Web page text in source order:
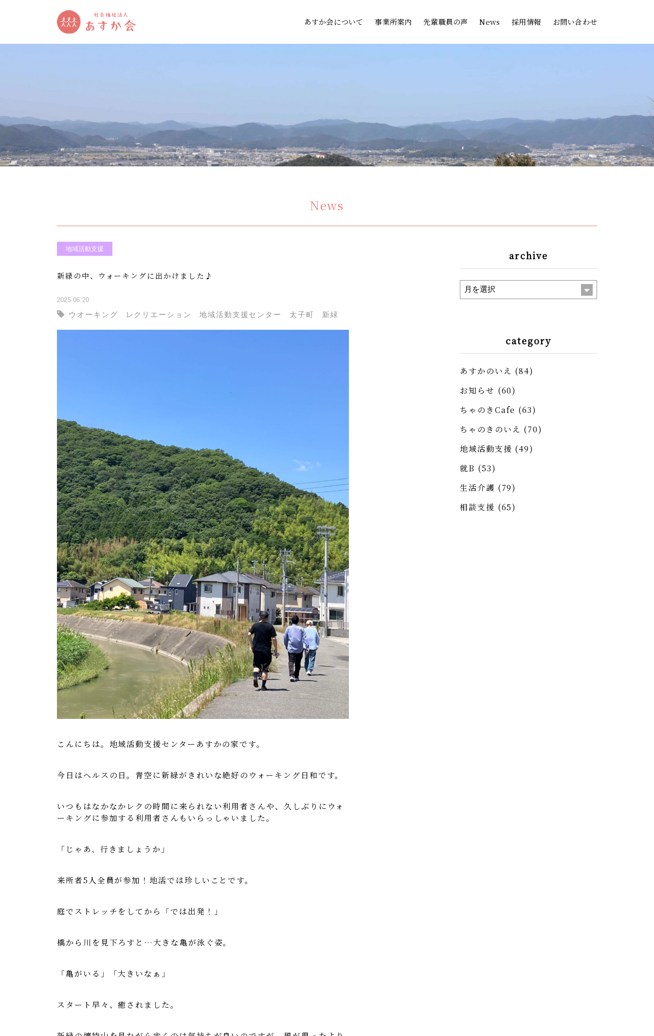
あすか会について 事業所案内 先輩職員の声 News 採用情報 お問い合わせ
News
地域活動支援
新緑の中、ウォーキングに出かけました♪
2025.06.20
ウオーキング レクリエーション 地域活動支援センター 太子町 新緑
こんにちは。地域活動支援センターあすかの家です。
今日はヘルスの日。青空に新緑がきれいな絶好のウォーキング日和です。
いつもはなかなかレクの時間に来られない利用者さんや、久しぶりにウォ
ーキングに参加する利用者さんもいらっしゃいました。
「じゃあ、行きましょうか」
来所者5人全員が参加！地活では珍しいことです。
庭でストレッチをしてから「では出発！」
橋から川を見下ろすと…大きな亀が泳ぐ姿。
「亀がいる」「大きいなぁ」
スタート早々、癒されました。
archive
category
あすかのいえ (84)
お知らせ (60)
ちゃのきCafe (63)
ちゃのきのいえ (70)
地域活動支援 (49)
就B (53)
生活介護 (79)
相談支援 (65)